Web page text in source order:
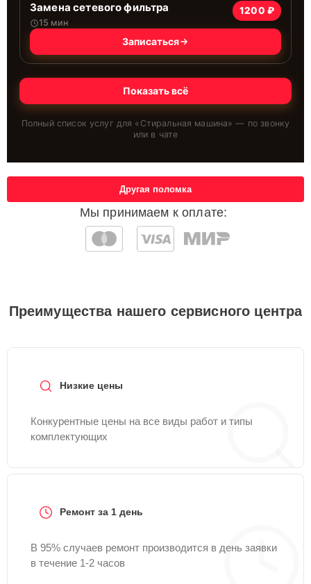
Замена сетевого фильтра
15 мин
1200 ₽
Записаться
Показать всё
Полный список услуг для « Стиральная машина» — по звонку
или в чате
Мы принимаем к оплате:
Другая поломка
Преимущества нашего сервисного центра
Низкие цены
Конкурентные цены на все виды работ и типы
комплектующих
Ремонт за 1 день
В 95% случаев ремонт производится в день заявки
в течение 1-2 часов